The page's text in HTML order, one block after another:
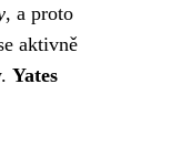
, a proto
aktivně
Yates